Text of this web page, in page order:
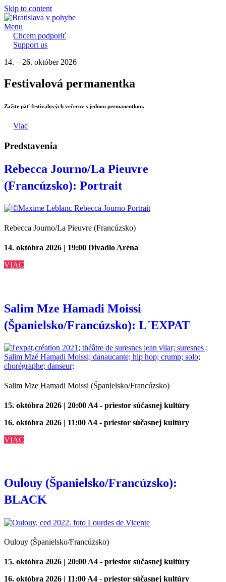
Skip to content
Menu
Chcem podporiť
Support us
14. – 26. október 2026
Festivalová permanentka
Zažite päť festivalových večerov s jednou permanentkou.
Viac
Predstavenia
Rebecca Journo/La Pieuvre
(Francúzsko): Portrait
Rebecca Journo/La Pieuvre (Francúzsko)
14. októbra 2026 | 19:00 Divadlo Aréna
VIAC
Salim Mze Hamadi Moissi
(Španielsko/Francúzsko): L´EXPAT
Salim Mze Hamadi Moissi (Španielsko/Francúzsko)
15. októbra 2026 | 20:00 A4 - priestor súčasnej kultúry
16. októbra 2026 | 11:00 A4 - priestor súčasnej kultúry
VIAC
Oulouy (Španielsko/Francúzsko):
BLACK
Oulouy (Španielsko/Francúzsko)
15. októbra 2026 | 20:00 A4 - priestor súčasnej kultúry
16. októbra 2026 | 11:00 A4 - priestor súčasnej kultúry